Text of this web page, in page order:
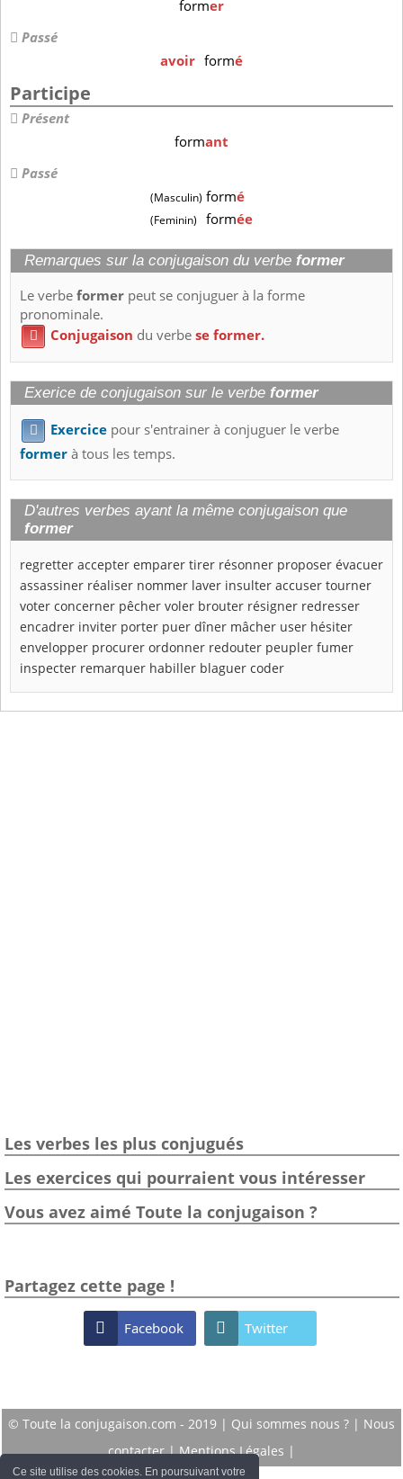
Ce site utilise des cookies. En poursuivant votre
former
Passé
avoir formé
Participe
Présent
formant
Passé
(Masculin) formé
(Feminin) formée
Remarques sur la conjugaison du verbe former
Le verbeformer peut se conjuguer à la forme
pronominale.
 Conjugaison du verbese former.
Exerice de conjugaison sur le verbe former
 Exercice pour s'entrainer à conjuguer le verbe
formerà tous les temps.
D'autres verbes ayant la même conjugaison que
former
regretter accepter emparer tirer résonner proposer évacuer
assassiner réaliser nommer laver insulter accuser tourner
voter concerner pêcher voler brouter résigner redresser
encadrer inviter porter puer dîner mâcher user hésiter
envelopper procurer ordonner redouter peupler fumer
inspecter remarquer habiller blaguer coder
Les verbes les plus conjugués
Les exercices qui pourraient vous intéresser
Vous avez aimé Toute la conjugaison ?
Partagez cette page !
 Facebook  Twitter
© Toute la conjugaison.com - 2019 | Qui sommes nous ? | Nous
contacter|Mentions Légales |